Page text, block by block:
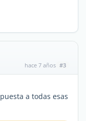
hace 7 años #3
a todas esas